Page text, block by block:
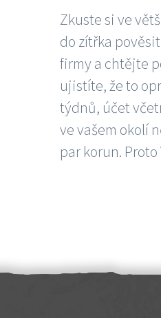
Zkuste si ve
do zítřka
firmy a chtějte
ujistíte, že to
týdnů, účet
ve vašem okolí
par korun.